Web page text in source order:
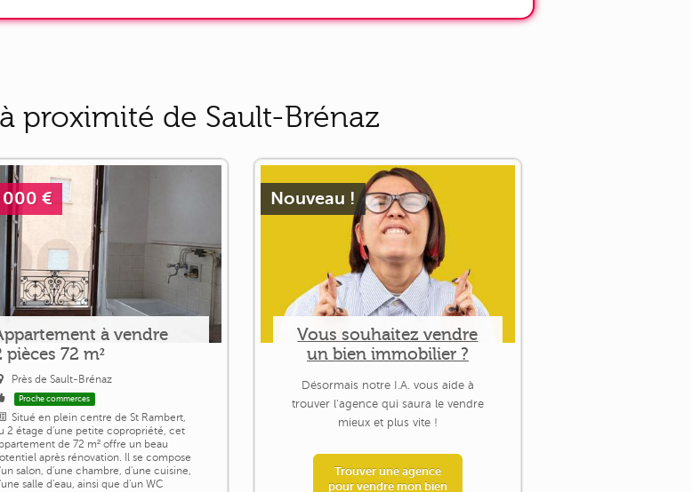
proximité de Sault-Brénaz
€
à vendre
pièces 72 m²
Près de Sault-Brénaz
Proche commerces
Situé en plein centre de St Rambert,
2 étage d'une petite copropriété, cet
de 72 m² offre un beau
après rénovation. Il se compose
salon, d'une chambre, d'une cuisine,
salle d'eau, ainsi que d'un WC
Nouveau !
Vous souhaitez vendre
un bien immobilier ?
Désormais notre I.A. vous aide à
trouver l'agence qui saura le vendre
mieux et plus vite !
Trouver une agence
pour vendre mon bien